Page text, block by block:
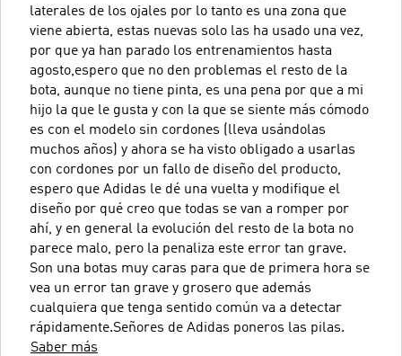
laterales de los ojales por lo tanto es una zona que
viene abierta, estas nuevas solo las ha usado una vez,
por que ya han parado los entrenamientos hasta
agosto,espero que no den problemas el resto de la
bota, aunque no tiene pinta, es una pena por que a mi
hijo la que le gusta y con la que se siente más cómodo
es con el modelo sin cordones (lleva usándolas
muchos años) y ahora se ha visto obligado a usarlas
con cordones por un fallo de diseño del producto,
espero que Adidas le dé una vuelta y modifique el
diseño por qué creo que todas se van a romper por
ahí, y en general la evolución del resto de la bota no
parece malo, pero la penaliza este error tan grave.
Son una botas muy caras para que de primera hora se
vea un error tan grave y grosero que además
cualquiera que tenga sentido común va a detectar
rápidamente.Señores de Adidas poneros las pilas.
Saber más